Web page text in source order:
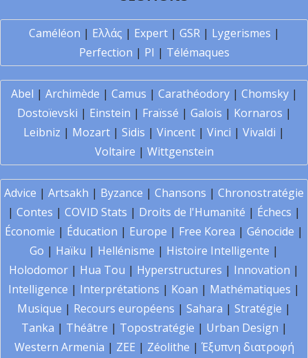
Caméléon | Ελλάς | Expert| GSR| Lygerismes |
Perfection | PI | Télémaques
Abel | Archimède | Camus | Carathéodory| Chomsky|
Dostoïevski | Einstein | Fraïssé | Galois | Kornaros |
Leibniz | Mozart | Sidis | Vincent | Vinci | Vivaldi |
Voltaire | Wittgenstein
Advice | Artsakh | Byzance | Chansons | Chronostratégie
| Contes | COVID Stats | Droits de l'Humanité | Échecs |
Économie | Éducation | Europe | Free Korea | Génocide |
Go | Haïku | Hellénisme | Histoire Intelligente |
Holodomor | Hua Tou | Hyperstructures | Innovation |
Intelligence | Interprétations | Koan | Mathématiques |
Musique | Recours européens | Sahara | Stratégie |
Tanka | Théâtre | Topostratégie | Urban Design |
Western Armenia | ZEE | Zéolithe | Έξυπνη διατροφή